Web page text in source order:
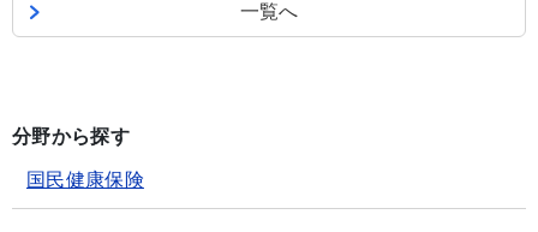
一覧へ
分野から探す
国民健康保険